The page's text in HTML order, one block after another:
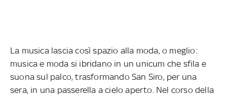
La musica lascia così spazio alla moda, o meglio:
musica e moda si ibridano in un unicum che sfila e
suona sul palco, trasformando San Siro, per una
sera, in una passerella a cielo aperto. Nel corso della